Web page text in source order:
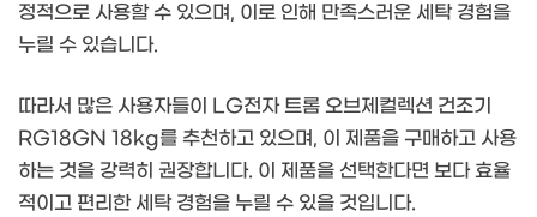
정적으로 사용할 수 있으며, 이로 인해 만족스러운 세탁 경험을
누릴 수 있습니다.
따라서 많은 사용자들이 LG전자 트롬 오브제컬렉션 건조기
RG18GN 18kg를 추천하고 있으며, 이 제품을 구매하고 사용
하는 것을 강력히 권장합니다. 이 제품을 선택한다면 보다 효율
적이고 편리한 세탁 경험을 누릴 수 있을 것입니다.